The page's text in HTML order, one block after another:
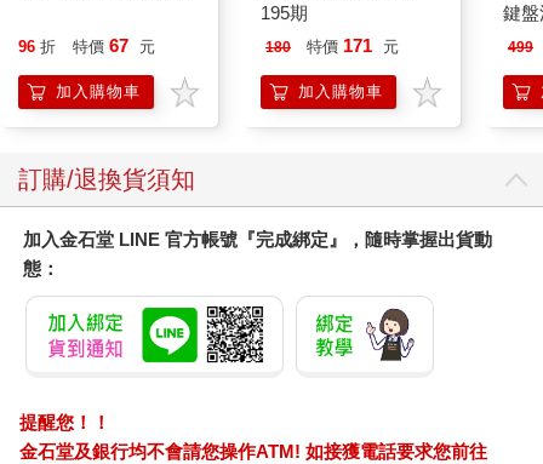
96 折 特價 67 元
加入購物車
195期
180 特價 171 元
加入購物車
鍵盤
499
訂購/退換貨須知
加入金石堂 LINE 官方帳號『完成綁定』，隨時掌握出貨動
態：
提醒您！！
金石堂及銀行均不會請您操作ATM! 如接獲電話要求您前往